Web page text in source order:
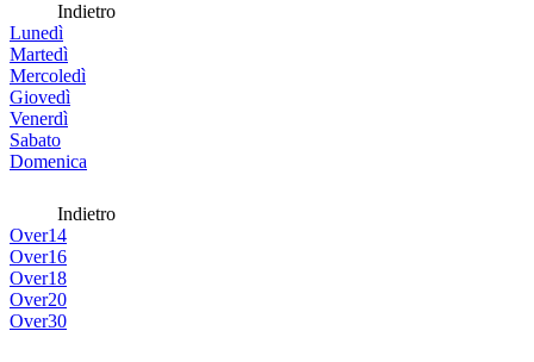
Indietro
Lunedì
Martedì
Mercoledì
Giovedì
Venerdì
Sabato
Domenica
Indietro
Over14
Over16
Over18
Over20
Over30